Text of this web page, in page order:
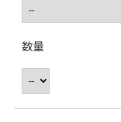
数量